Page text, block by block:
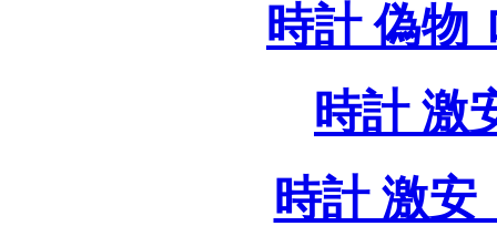
時計 偽物
時計 激
時計 激安